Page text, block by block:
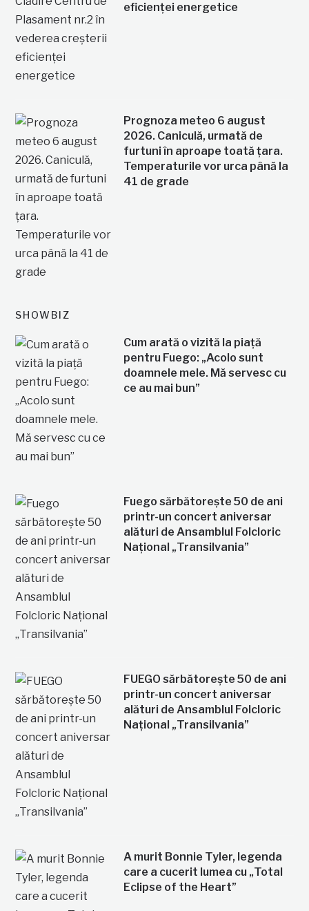
eficienței energetice
Prognoza meteo 6 august
2026. Caniculă, urmată de
furtuni în aproape toată țara.
Temperaturile vor urca până la
41 de grade
SHOWBIZ
Cum arată o vizită la piață
pentru Fuego: „Acolo sunt
doamnele mele. Mă servesc cu
ce au mai bun”
Fuego sărbătorește 50 de ani
printr-un concert aniversar
alături de Ansamblul Folcloric
Național „Transilvania”
FUEGO sărbătorește 50 de ani
printr-un concert aniversar
alături de Ansamblul Folcloric
Național „Transilvania”
A murit Bonnie Tyler, legenda
care a cucerit lumea cu „Total
Eclipse of the Heart”